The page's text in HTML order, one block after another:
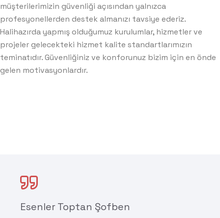
müşterilerimizin güvenliği açısından yalnızca
profesyonellerden destek almanızı tavsiye ederiz.
Halihazırda yapmış olduğumuz kurulumlar, hizmetler ve
projeler gelecekteki hizmet kalite standartlarımızın
teminatıdır. Güvenliğiniz ve konforunuz bizim için en önde
gelen motivasyonlardır.
Esenler Toptan Şofben